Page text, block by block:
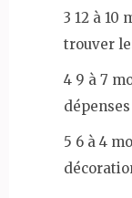
3 12 à 10
trouver
4 9 à 7
5 6 à 4